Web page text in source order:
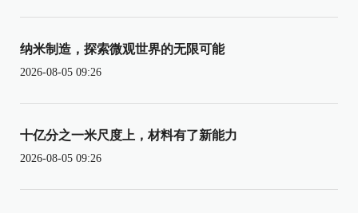
纳米制造，探索微观世界的无限可能
2026-08-05 09:26
十亿分之一米尺度上，材料有了新能力
2026-08-05 09:26